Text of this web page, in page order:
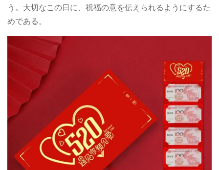
う。大切なこの日に、祝福の意を伝えられるようにするた
めである。